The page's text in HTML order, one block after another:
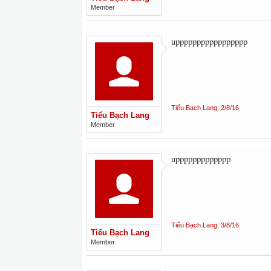
Member
Tiểu Bạch Lang
Member
uppppppppppppppppp
Tiểu Bạch Lang 2/8/16
Tiểu Bạch Lang
Member
uppppppppppppp
Tiểu Bạch Lang 3/8/16